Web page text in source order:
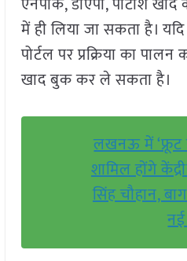
में ही लिया जा सकता है।
पोर्टल पर प्रक्रिया का
खाद बुक कर ले सकता है।
लखनऊ में ‘फ्रूट
शामिल होंगे
सिंह चौहान,